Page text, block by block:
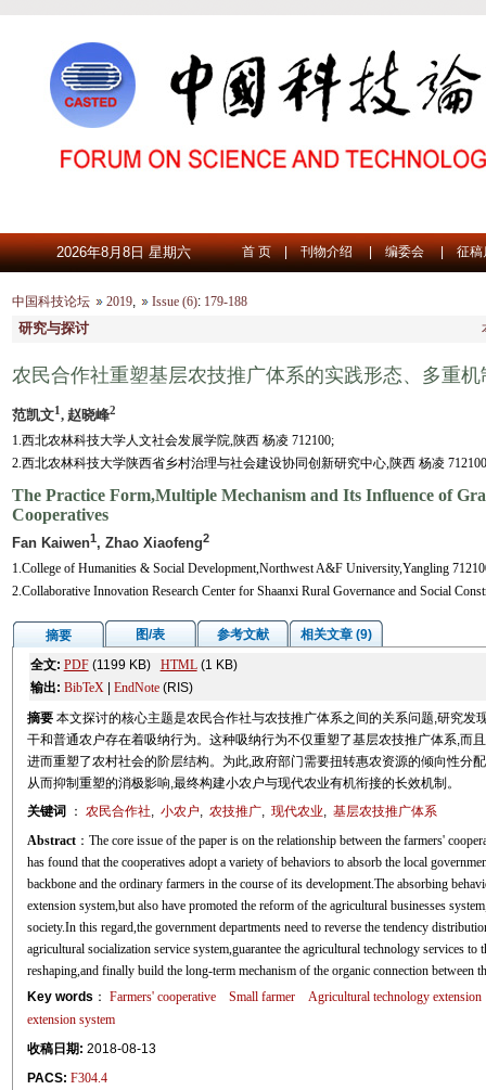
2026年8月8日 星期六 首 页 | 刊物介绍 | 编委会 | 征稿
中国科技论坛 2019, Issue (6):179-188
研究与探讨
农民合作社重塑基层农技推广体系的实践形态、多重机
范凯文1, 赵晓峰2
1.西北农林科技大学人文社会发展学院,陕西 杨凌 712100;
2.西北农林科技大学陕西省乡村治理与社会建设协同创新研究中心,陕西 杨凌 712100
The Practice Form,Multiple Mechanism and Its Influence of
Cooperatives
Fan Kaiwen1, Zhao Xiaofeng2
1.College of Humanities & Social Development,Northwest A&F University,Yangling
2.Collaborative Innovation Research Center for Shaanxi Rural Governance and Social
摘要 图/表 参考文献
相关文章 (9)
全文: PDF(1199 KB) HTML(1 KB)
输出: BibTeX| EndNote(RIS)
摘要 本文探讨的核心主题是农民合作社与农技推广体系之间的关系问题,研究
干和普通农户存在着吸纳行为。这种吸纳行为不仅重塑了基层农技推广体系,而
进而重塑了农村社会的阶层结构。为此,政府部门需要扭转惠农资源的倾向性分
从而抑制重塑的消极影响,最终构建小农户与现代农业有机衔接的长效机制。
关键词
： 农民合作社, 小农户, 农技推广, 现代农业, 基层农技推广体系
Abstract：The core issue of the paper is on the relationship between the farmers'
has found that the cooperatives adopt a variety of behaviors to absorb the local
backbone and the ordinary farmers in the course of its development.The absorbing
extension system,but also have promoted the reform of the agricultural businesses
society.In this regard,the government departments need to reverse the tendency
agricultural socialization service system,guarantee the agricultural technology services
reshaping,and finally build the long-term mechanism of the organic connection between
Key words ： Farmers' cooperative Small farmer
Agricultural technology extension
extension system
收稿日期: 2018-08-13
PACS: F304.4